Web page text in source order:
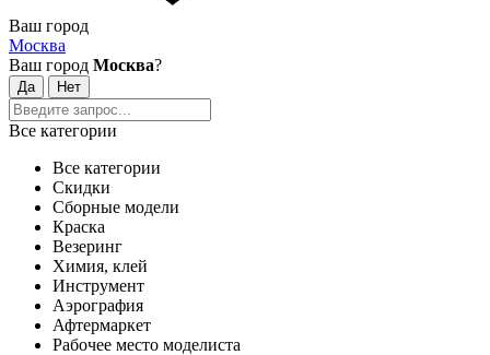
Ваш город
Москва
Ваш город Москва?
Все категории
Все категории
Скидки
Сборные модели
Краска
Везеринг
Химия, клей
Инструмент
Аэрография
Афтермаркет
Рабочее место моделиста